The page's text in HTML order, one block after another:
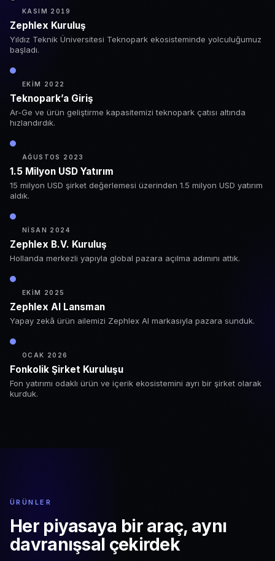
KASIM 2019
Zephlex Kuruluş
Yıldız Teknik Üniversitesi Teknopark ekosisteminde yolculuğumuz
başladı.
EKIM 2022
Teknopark’a Giriş
Ar-Ge ve ürün geliştirme kapasitemizi teknopark çatısı altında
hızlandırdık.
AĞUSTOS 2023
1.5 Milyon USD Yatırım
15 milyon USD şirket değerlemesi üzerinden 1.5 milyon USD yatırım
aldık.
NISAN 2024
Zephlex B.V. Kuruluş
Hollanda merkezli yapıyla global pazara açılma adımını attık.
EKIM 2025
Zephlex AI Lansman
Yapay zekâ ürün ailemizi Zephlex AI markasıyla pazara sunduk.
OCAK 2026
Fonkolik Şirket Kuruluşu
Fon yatırımı odaklı ürün ve içerik ekosistemini ayrı bir şirket olarak
kurduk.
ÜRÜNLER
Her piyasaya bir araç, aynı
davranışsal çekirdek